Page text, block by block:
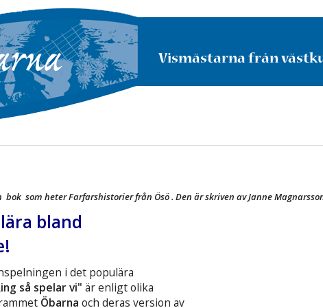
Vismästarna från
som heter Farfarshistorier från Ösö . Den är skriven av Janne
bland
i det populära
så spelar vi" är enligt olika
Öbarna och deras version av